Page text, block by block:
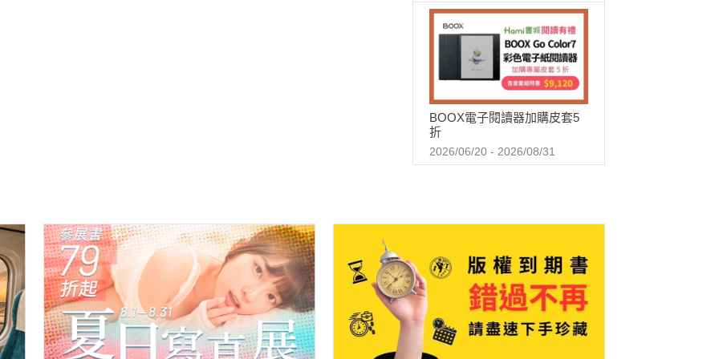
BOOX電子閱讀器加購皮套5
折
2026/06/20 - 2026/08/31